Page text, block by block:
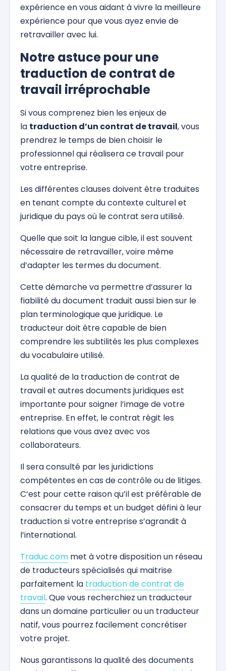
expérience en vous aidant à vivre la meilleure
expérience pour que vous ayez envie de
retravailler avec lui.
Notre astuce pour une
traduction de contrat de
travail irréprochable
Si vous comprenez bien les enjeux de
la traduction d’un contrat de travail, vous
prendrez le temps de bien choisir le
professionnel qui réalisera ce travail pour
votre entreprise.
Les différentes clauses doivent être traduites
en tenant compte du contexte culturel et
juridique du pays où le contrat sera utilisé.
Quelle que soit la langue cible, il est souvent
nécessaire de retravailler, voire même
d’adapter les termes du document.
Cette démarche va permettre d’assurer la
fiabilité du document traduit aussi bien sur le
plan terminologique que juridique. Le
traducteur doit être capable de bien
comprendre les subtilités les plus complexes
du vocabulaire utilisé.
La qualité de la traduction de contrat de
travail et autres documents juridiques est
importante pour soigner l’image de votre
entreprise. En effet, le contrat régit les
relations que vous avez avec vos
collaborateurs.
Il sera consulté par les juridictions
compétentes en cas de contrôle ou de litiges.
C’est pour cette raison qu’il est préférable de
consacrer du temps et un budget défini à leur
traduction si votre entreprise s’agrandit à
l’international.
Traduc.com met à votre disposition un réseau
de traducteurs spécialisés qui maitrise
parfaitement la traduction de contrat de
travail. Que vous recherchiez un traducteur
dans un domaine particulier ou un traducteur
natif, vous pourrez facilement concrétiser
votre projet.
Nous garantissons la qualité des documents